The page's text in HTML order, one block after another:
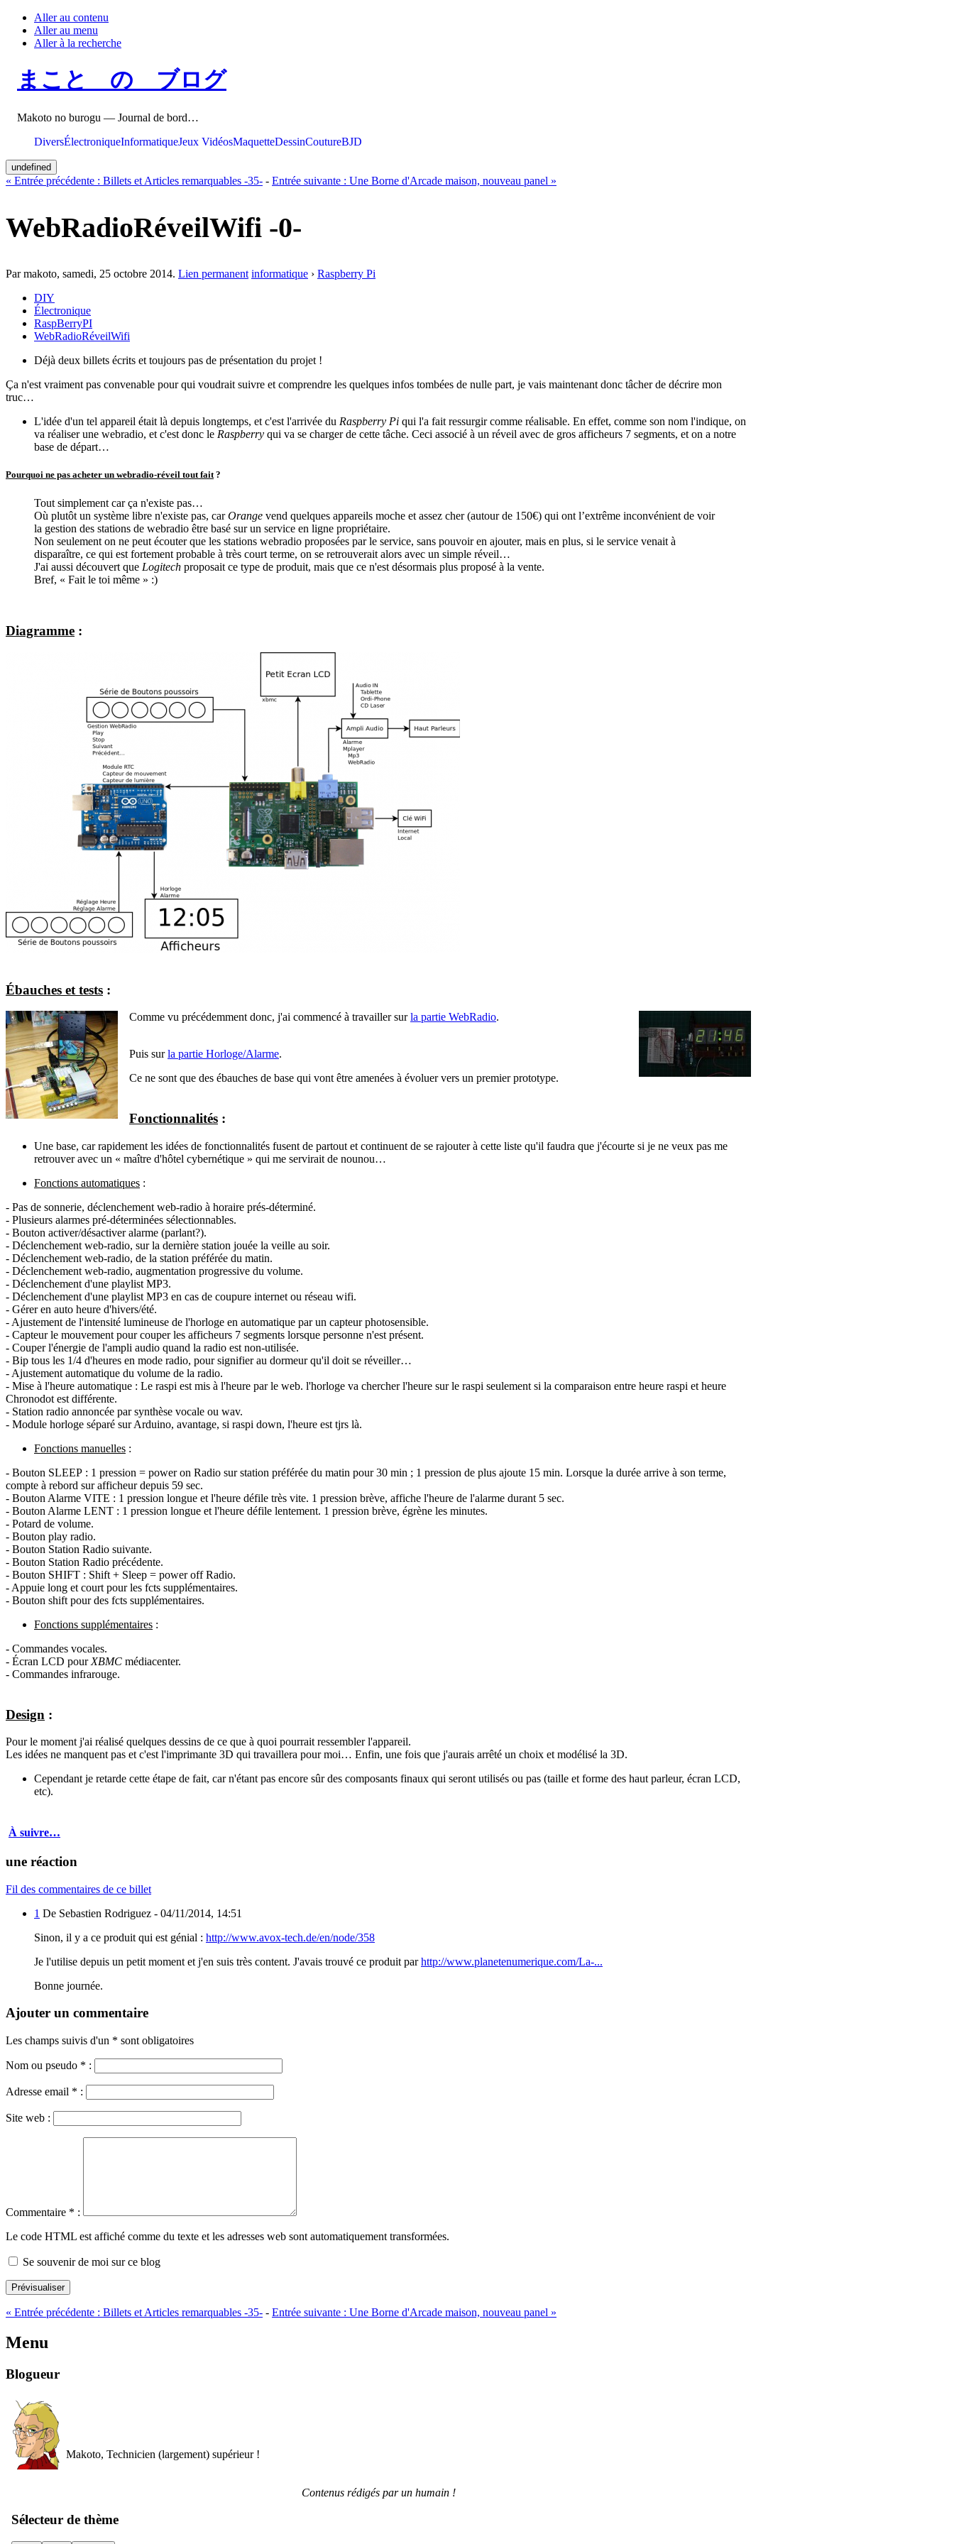
Aller au contenu
Aller au menu
Aller à la recherche
まこと の ブログ
Makoto no burogu — Journal de bord…
DiversÉlectroniqueInformatiqueJeux VidéosMaquetteDessinCoutureBJD
undefined
« Entrée précédente : Billets et Articles remarquables -35- - Entrée suivante : Une Borne d'Arcade maison, nouveau panel »
WebRadioRéveilWifi -0-
Par makoto, samedi, 25 octobre 2014. Lien permanent informatique › Raspberry Pi
DIY
Électronique
RaspBerryPI
WebRadioRéveilWifi
Déjà deux billets écrits et toujours pas de présentation du projet !
Ça n'est vraiment pas convenable pour qui voudrait suivre et comprendre les quelques infos tombées de nulle part, je vais maintenant donc tâcher de décrire mon
truc…
L'idée d'un tel appareil était là depuis longtemps, et c'est l'arrivée du Raspberry Pi qui l'a fait ressurgir comme réalisable. En effet, comme son nom l'indique, on
va réaliser une webradio, et c'est donc le Raspberry qui va se charger de cette tâche. Ceci associé à un réveil avec de gros afficheurs 7 segments, et on a notre
base de départ…
Pourquoi ne pas acheter un webradio-réveil tout fait?
Tout simplement car ça n'existe pas…
Où plutôt un système libre n'existe pas, carOrange vend quelques appareils moche et assez cher (autour de 150€) qui ont l’extrême inconvénient de voir
la gestion des stations de webradio être basé sur un service en ligne propriétaire.
Non seulement on ne peut écouter que les stations webradio proposées par le service, sans pouvoir en ajouter, mais en plus, si le service venait à
disparaître, ce qui est fortement probable à très court terme, on se retrouverait alors avec un simple réveil…
J'ai aussi découvert que Logitech proposait ce type de produit, mais que ce n'est désormais plus proposé à la vente.
Bref, « Fait le toi même » :)
Diagramme :
Ébauches et tests :
Comme vu précédemment donc, j'ai commencé à travailler surla partie WebRadio.
Puis surla partie Horloge/Alarme.
Ce ne sont que des ébauches de base qui vont être amenées à évoluer vers un premier prototype.
Fonctionnalités :
Une base, car rapidement les idées de fonctionnalités fusent de partout et continuent de se rajouter à cette liste qu'il faudra que j'écourte si je ne veux pas me
retrouver avec un « maître d'hôtel cybernétique » qui me servirait de nounou…
Fonctions automatiques :
- Pas de sonnerie, déclenchement web-radio à horaire prés-déterminé.
- Plusieurs alarmes pré-déterminées sélectionnables.
- Bouton activer/désactiver alarme (parlant?).
- Déclenchement web-radio, sur la dernière station jouée la veille au soir.
- Déclenchement web-radio, de la station préférée du matin.
- Déclenchement web-radio, augmentation progressive du volume.
- Déclenchement d'une playlist MP3.
- Déclenchement d'une playlist MP3 en cas de coupure internet ou réseau wifi.
- Gérer en auto heure d'hivers/été.
- Ajustement de l'intensité lumineuse de l'horloge en automatique par un capteur photosensible.
- Capteur le mouvement pour couper les afficheurs 7 segments lorsque personne n'est présent.
- Couper l'énergie de l'ampli audio quand la radio est non-utilisée.
- Bip tous les 1/4 d'heures en mode radio, pour signifier au dormeur qu'il doit se réveiller…
- Ajustement automatique du volume de la radio.
- Mise à l'heure automatique : Le raspi est mis à l'heure par le web. l'horloge va chercher l'heure sur le raspi seulement si la comparaison entre heure raspi et heure
Chronodot est différente.
- Station radio annoncée par synthèse vocale ou wav.
- Module horloge séparé sur Arduino, avantage, si raspi down, l'heure est tjrs là.
Fonctions manuelles :
- Bouton SLEEP : 1 pression = power on Radio sur station préférée du matin pour 30 min ; 1 pression de plus ajoute 15 min. Lorsque la durée arrive à son terme,
compte à rebord sur afficheur depuis 59 sec.
- Bouton Alarme VITE : 1 pression longue et l'heure défile très vite. 1 pression brève, affiche l'heure de l'alarme durant 5 sec.
- Bouton Alarme LENT : 1 pression longue et l'heure défile lentement. 1 pression brève, égrène les minutes.
- Potard de volume.
- Bouton play radio.
- Bouton Station Radio suivante.
- Bouton Station Radio précédente.
- Bouton SHIFT : Shift + Sleep = power off Radio.
- Appuie long et court pour les fcts supplémentaires.
- Bouton shift pour des fcts supplémentaires.
Fonctions supplémentaires :
- Commandes vocales.
- Écran LCD pour XBMC médiacenter.
- Commandes infrarouge.
Design :
Pour le moment j'ai réalisé quelques dessins de ce que à quoi pourrait ressembler l'appareil.
Les idées ne manquent pas et c'est l'imprimante 3D qui travaillera pour moi… Enfin, une fois que j'aurais arrêté un choix et modélisé la 3D.
Cependant je retarde cette étape de fait, car n'étant pas encore sûr des composants finaux qui seront utilisés ou pas (taille et forme des haut parleur, écran LCD,
etc).
À suivre…
une réaction
Fil des commentaires de ce billet
1 De Sebastien Rodriguez - 04/11/2014, 14:51
Sinon, il y a ce produit qui est génial : http://www.avox-tech.de/en/node/358
Je l'utilise depuis un petit moment et j'en suis très content. J'avais trouvé ce produit parhttp://www.planetenumerique.com/La-...
Bonne journée.
Ajouter un commentaire
Les champs suivis d'un * sont obligatoires
Nom ou pseudo * :
Adresse email * :
Site web :
Commentaire * :
Le code HTML est affiché comme du texte et les adresses web sont automatiquement transformées.
Se souvenir de moi sur ce blog
Prévisualiser
« Entrée précédente : Billets et Articles remarquables -35- - Entrée suivante : Une Borne d'Arcade maison, nouveau panel »
Menu
Blogueur
Makoto, Technicien (largement) supérieur !
Contenus rédigés par un humain !
Sélecteur de thème